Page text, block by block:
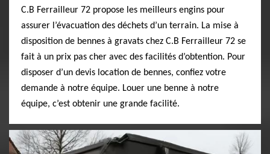
C.B Ferrailleur 72 propose les meilleurs engins pour
assurer l’évacuation des déchets d’un terrain. La mise à
disposition de bennes à gravats chez C.B Ferrailleur 72 se
fait à un prix pas cher avec des facilités d’obtention. Pour
disposer d’un devis location de bennes, confiez votre
demande à notre équipe. Louer une benne à notre
équipe, c’est obtenir une grande facilité.